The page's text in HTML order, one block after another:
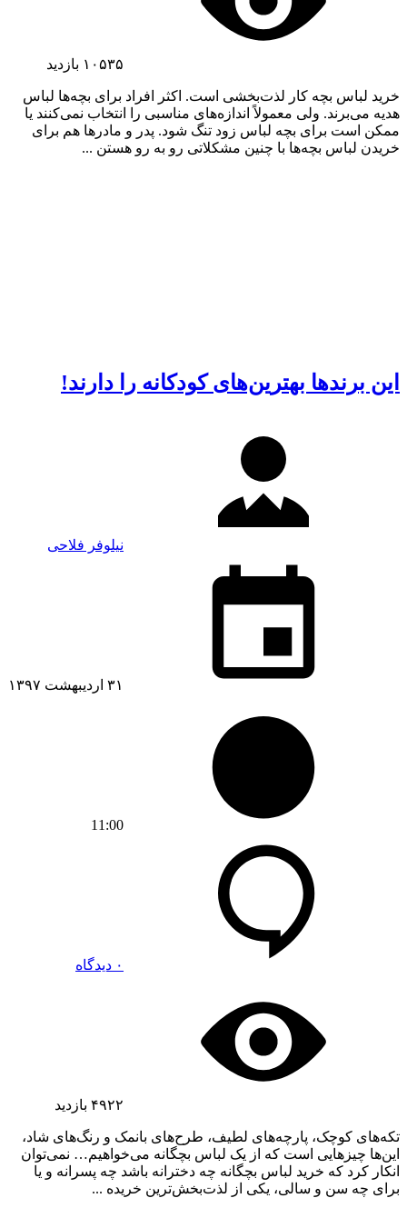
۱۰۵۳۵ بازدید
خرید لباس بچه کار لذت‌بخشی است. اکثر افراد برای بچه‌ها لباس
هدیه می‌برند. ولی معمولاً اندازه‌های مناسبی را انتخاب نمی‌کنند یا
ممکن است برای بچه لباس زود تنگ شود. پدر و مادرها هم برای
خریدن لباس بچه‌ها با چنین مشکلاتی رو به رو هستن ...
این برندها بهترین‌های کودکانه را دارند!
نیلوفر فلاحی
۳۱ اردیبهشت ۱۳۹۷
11:00
۰ دیدگاه
۴۹۲۲ بازدید
تکه‌های کوچک، پارچه‌های لطیف، طرح‌های بانمک و رنگ‌های شاد،
این‌ها چیزهایی است که از یک لباس بچگانه می‌خواهیم… نمی‌توان
انکار کرد که خرید لباس بچگانه چه دخترانه باشد چه پسرانه و یا
برای چه سن و سالی، یکی از لذت‌بخش‌ترین خریده ...